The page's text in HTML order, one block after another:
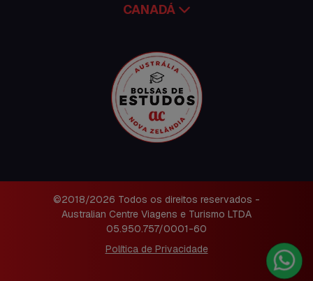
CANADÁ
©2018/2026 Todos os direitos reservados -
Australian Centre Viagens e Turismo LTDA
05.950.757/0001-60
Política de Privacidade